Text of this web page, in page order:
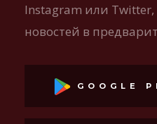
Instagram или
новостей в
GOOGLE